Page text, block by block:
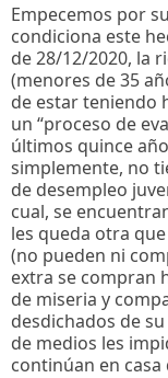
Empecemos por
condiciona este
de 28/12/2020, la
(menores de 35
de estar teniendo
un “proceso de
últimos quince
simplemente, no
de desempleo
cual, se
les queda otra
(no pueden ni
extra se compran
de miseria y
desdichados de
de medios les
continúan en casa